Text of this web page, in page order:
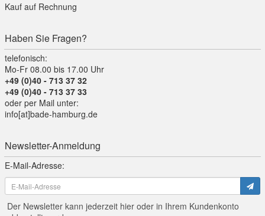
Kauf auf Rechnung
Haben Sie Fragen?
telefonisch:
Mo-Fr 08.00 bis 17.00 Uhr
+49 (0)40 - 713 37 32
+49 (0)40 - 713 37 33
oder per Mail unter:
info[at]bade-hamburg.de
Newsletter-Anmeldung
E-Mail-Adresse:
Der Newsletter kann jederzeit hier oder in Ihrem Kundenkonto